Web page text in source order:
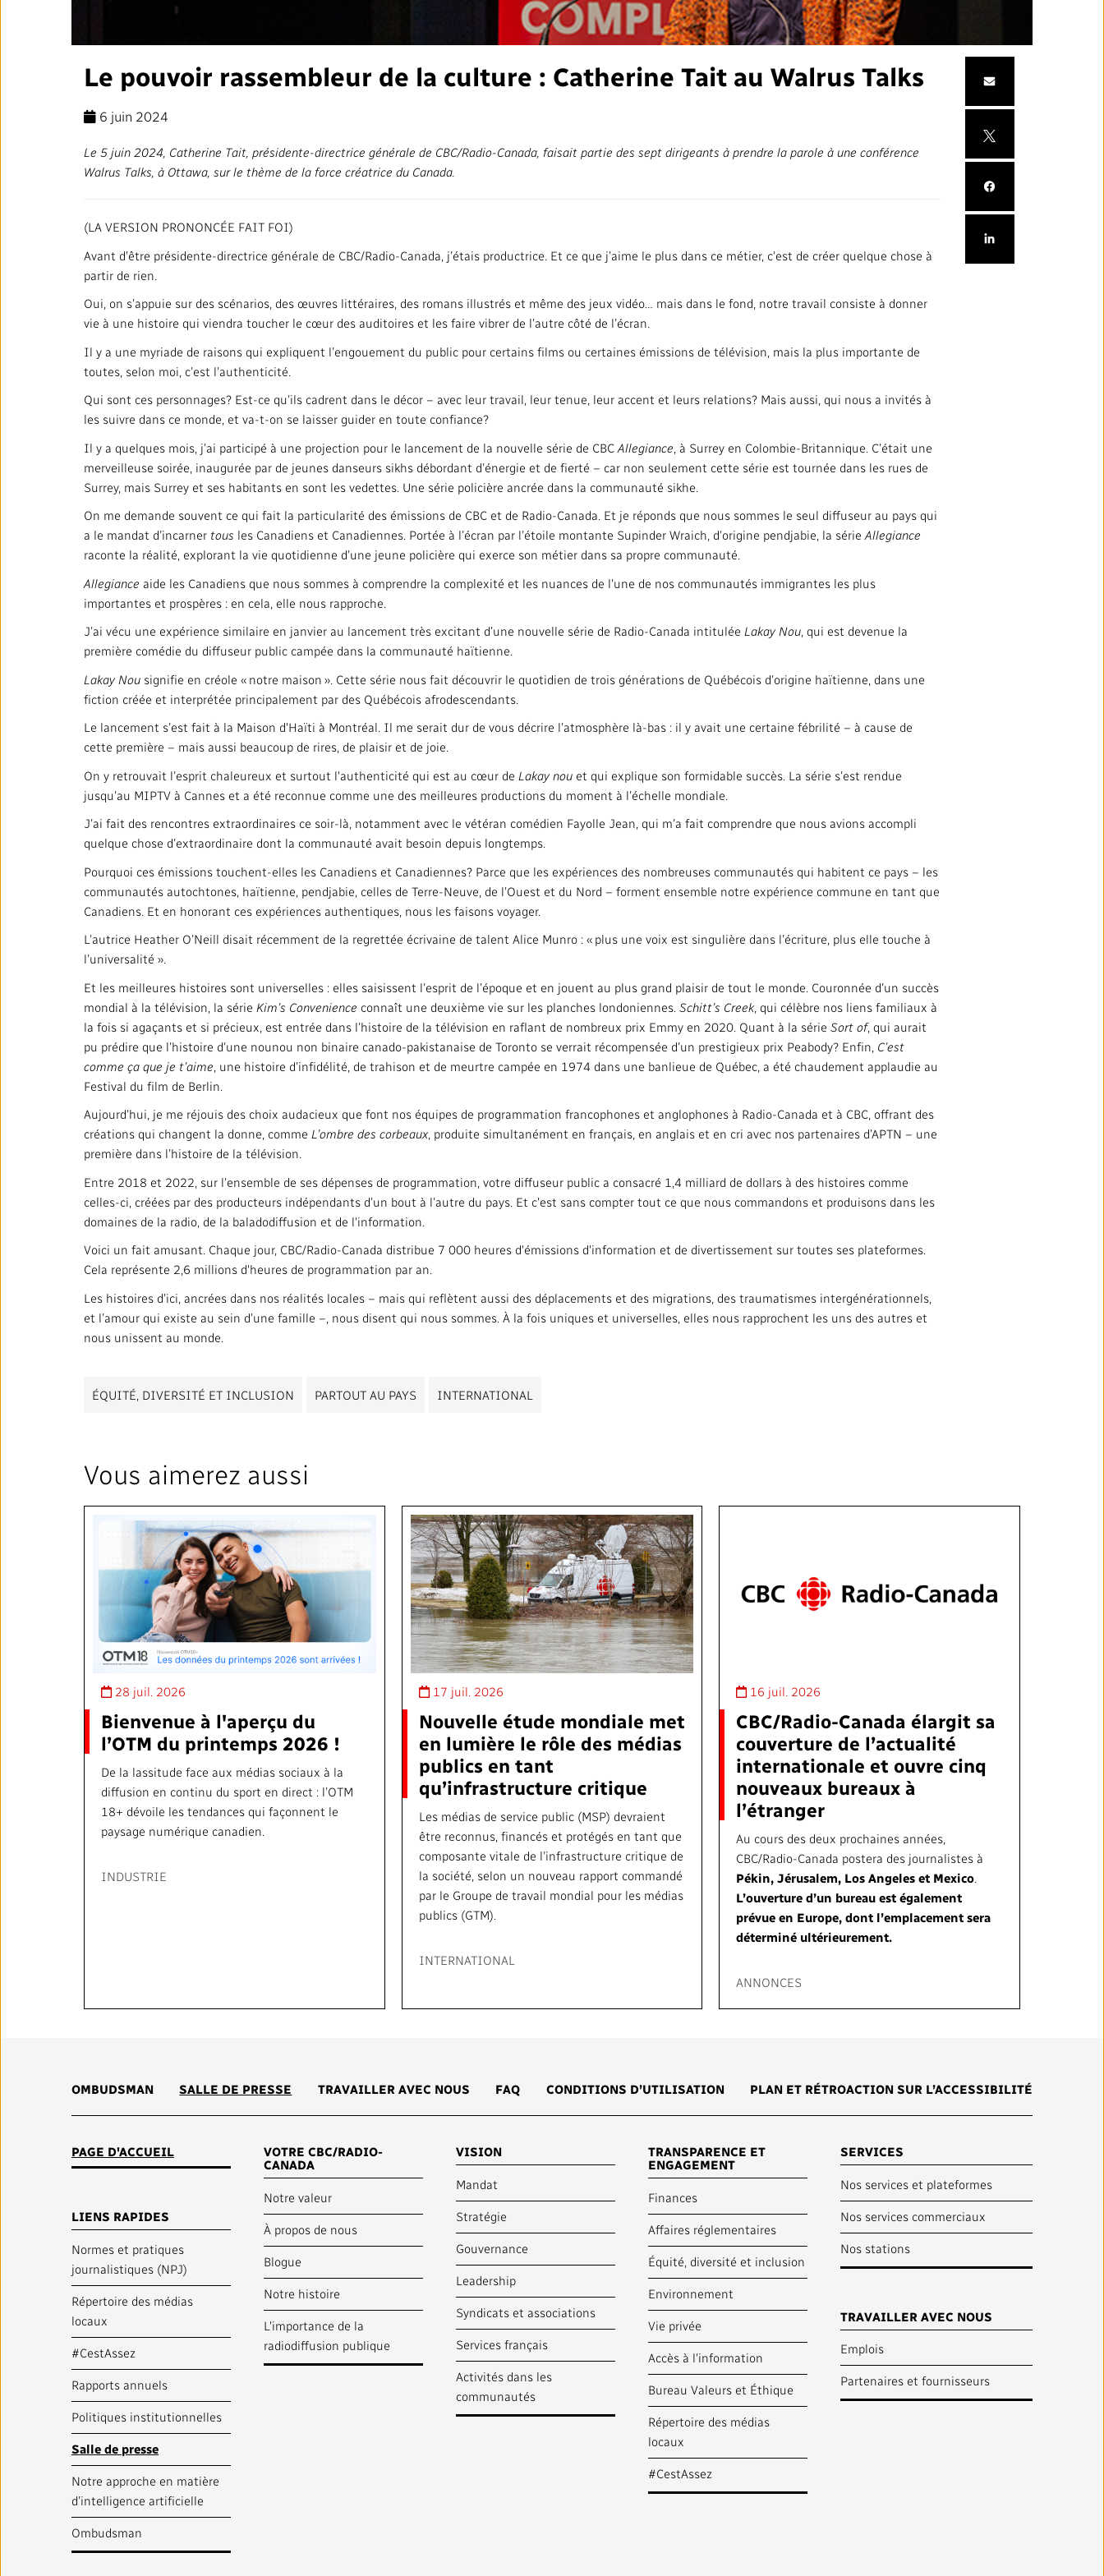
Rapports annuels
Politiques institutionnelles
Salle de presse
Notre approche en matière
Ombudsman
Activités dans les communautés
Accès à l'information
Répertoire des médias locaux
Partenaires et fournisseurs
RADIO-CANADA
Le pouvoir rassembleur de la culture : Catherine Tait au Walrus Talks
6 juin 2024
Le 5 juin 2024, Catherine Tait, présidente-directrice générale de CBC/Radio-Canada, faisait partie des sept dirigeants à prendre la parole à une conférence
Walrus Talks, à Ottawa, sur le thème de la force créatrice du Canada.
(LA VERSION PRONONCÉE FAIT FOI)
Avant d’être présidente-directrice générale de CBC/Radio-Canada, j’étais productrice. Et ce que j’aime le plus dans ce métier, c’est de créer quelque chose à
partir de rien.
Oui, on s’appuie sur des scénarios, des œuvres littéraires, des romans illustrés et même des jeux vidéo… mais dans le fond, notre travail consiste à donner
vie à une histoire qui viendra toucher le cœur des auditoires et les faire vibrer de l’autre côté de l’écran.
Il y a une myriade de raisons qui expliquent l’engouement du public pour certains films ou certaines émissions de télévision, mais la plus importante de
toutes, selon moi, c’est l’authenticité.
Qui sont ces personnages? Est-ce qu’ils cadrent dans le décor – avec leur travail, leur tenue, leur accent et leurs relations? Mais aussi, qui nous a invités à
les suivre dans ce monde, et va-t-on se laisser guider en toute confiance?
Il y a quelques mois, j’ai participé à une projection pour le lancement de la nouvelle série de CBC Allegiance , à Surrey en Colombie-Britannique. C’était une
merveilleuse soirée, inaugurée par de jeunes danseurs sikhs débordant d’énergie et de fierté – car non seulement cette série est tournée dans les rues de
Surrey, mais Surrey et ses habitants en sont les vedettes. Une série policière ancrée dans la communauté sikhe.
On me demande souvent ce qui fait la particularité des émissions de CBC et de Radio-Canada. Et je réponds que nous sommes le seul diffuseur au pays qui
a le mandat d’incarner tous les Canadiens et Canadiennes. Portée à l’écran par l’étoile montante Supinder Wraich, d’origine pendjabie, la série Allegiance
raconte la réalité, explorant la vie quotidienne d’une jeune policière qui exerce son métier dans sa propre communauté.
Allegiance aide les Canadiens que nous sommes à comprendre la complexité et les nuances de l’une de nos communautés immigrantes les plus
importantes et prospères : en cela, elle nous rapproche.
J’ai vécu une expérience similaire en janvier au lancement très excitant d’une nouvelle série de Radio-Canada intitulée Lakay Nou , qui est devenue la
première comédie du diffuseur public campée dans la communauté haïtienne.
Lakay Nou signifie en créole « notre maison ». Cette série nous fait découvrir le quotidien de trois générations de Québécois d’origine haïtienne, dans une
fiction créée et interprétée principalement par des Québécois afrodescendants.
Le lancement s’est fait à la Maison d'Haïti à Montréal. Il me serait dur de vous décrire l’atmosphère là-bas : il y avait une certaine fébrilité – à cause de
cette première – mais aussi beaucoup de rires, de plaisir et de joie.
On y retrouvait l’esprit chaleureux et surtout l'authenticité qui est au cœur de Lakay nou et qui explique son formidable succès. La série s’est rendue
jusqu’au MIPTV à Cannes et a été reconnue comme une des meilleures productions du moment à l’échelle mondiale.
J’ai fait des rencontres extraordinaires ce soir-là, notamment avec le vétéran comédien Fayolle Jean, qui m’a fait comprendre que nous avions accompli
quelque chose d’extraordinaire dont la communauté avait besoin depuis longtemps.
Pourquoi ces émissions touchent-elles les Canadiens et Canadiennes? Parce que les expériences des nombreuses communautés qui habitent ce pays – les
communautés autochtones, haïtienne, pendjabie, celles de Terre-Neuve, de l’Ouest et du Nord – forment ensemble notre expérience commune en tant que
Canadiens. Et en honorant ces expériences authentiques, nous les faisons voyager.
L’autrice Heather O’Neill disait récemment de la regrettée écrivaine de talent Alice Munro : « plus une voix est singulière dans l’écriture, plus elle touche à
l’universalité ».
Et les meilleures histoires sont universelles : elles saisissent l’esprit de l’époque et en jouent au plus grand plaisir de tout le monde. Couronnée d’un succès
mondial à la télévision, la série Kim’s Convenience connaît une deuxième vie sur les planches londoniennes. Schitt’s Creek, qui célèbre nos liens familiaux à
la fois si agaçants et si précieux, est entrée dans l’histoire de la télévision en raflant de nombreux prix Emmy en 2020. Quant à la série Sort of, qui aurait
pu prédire que l’histoire d’une nounou non binaire canado-pakistanaise de Toronto se verrait récompensée d’un prestigieux prix Peabody? Enfin, C’est
comme ça que je t’aime , une histoire d’infidélité, de trahison et de meurtre campée en 1974 dans une banlieue de Québec, a été chaudement applaudie au
Festival du film de Berlin.
Aujourd’hui, je me réjouis des choix audacieux que font nos équipes de programmation francophones et anglophones à Radio-Canada et à CBC, offrant des
créations qui changent la donne, comme L’ombre des corbeaux, produite simultanément en français, en anglais et en cri avec nos partenaires d’APTN – une
première dans l’histoire de la télévision.
Entre 2018 et 2022, sur l’ensemble de ses dépenses de programmation, votre diffuseur public a consacré 1,4 milliard de dollars à des histoires comme
celles-ci, créées par des producteurs indépendants d’un bout à l’autre du pays. Et c'est sans compter tout ce que nous commandons et produisons dans les
domaines de la radio, de la baladodiffusion et de l'information.
Voici un fait amusant. Chaque jour, CBC/Radio-Canada distribue 7 000 heures d'émissions d'information et de divertissement sur toutes ses plateformes.
Cela représente 2,6 millions d'heures de programmation par an.
Les histoires d’ici, ancrées dans nos réalités locales – mais qui reflètent aussi des déplacements et des migrations, des traumatismes intergénérationnels,
et l’amour qui existe au sein d’une famille –, nous disent qui nous sommes. À la fois uniques et universelles, elles nous rapprochent les uns des autres et
nous unissent au monde.
ÉQUITÉ, DIVERSITÉ ET INCLUSION PARTOUT AU PAYS INTERNATIONAL
Vous aimerez aussi
28 juil. 2026
Bienvenue à l'aperçu du
l’OTM du printemps 2026 !
De la lassitude face aux médias sociaux à la
diffusion en continu du sport en direct : l’OTM
18+ dévoile les tendances qui façonnent le
paysage numérique canadien.
INDUSTRIE
17 juil. 2026
Nouvelle étude mondiale met
en lumière le rôle des médias
publics en tant
qu’infrastructure critique
Les médias de service public (MSP) devraient
être reconnus, financés et protégés en tant que
composante vitale de l’infrastructure critique de
la société, selon un nouveau rapport commandé
par le Groupe de travail mondial pour les médias
publics (GTM).
INTERNATIONAL
16 juil. 2026
CBC/Radio-Canada élargit sa
couverture de l’actualité
internationale et ouvre cinq
nouveaux bureaux à
l’étranger
Au cours des deux prochaines années,
CBC/Radio-Canada postera des journalistes à
Pékin, Jérusalem, Los Angeles et Mexico.
L’ouverture d’un bureau est également
prévue en Europe, dont l’emplacement sera
déterminé ultérieurement.
ANNONCES
OMBUDSMAN SALLE DE PRESSE TRAVAILLER AVEC NOUS FAQ CONDITIONS D’UTILISATION PLAN ET RÉTROACTION SUR L’ACCESSIBILITÉ
PAGE D'ACCUEIL
LIENS RAPIDES
Normes et pratiques
journalistiques (NPJ)
Répertoire des médias
locaux
#CestAssez
Rapports annuels
Politiques institutionnelles
Salle de presse
Notre approche en matière
d’intelligence artificielle
Ombudsman
VOTRE CBC/RADIO-
CANADA
Notre valeur
À propos de nous
Blogue
Notre histoire
L'importance de la
radiodiffusion publique
VISION
Mandat
Stratégie
Gouvernance
Leadership
Syndicats et associations
Services français
Activités dans les
communautés
TRANSPARENCE ET
ENGAGEMENT
Finances
Affaires réglementaires
Équité, diversité et inclusion
Environnement
Vie privée
Accès à l'information
Bureau Valeurs et Éthique
Répertoire des médias
locaux
#CestAssez
SERVICES
Nos services et plateformes
Nos services commerciaux
Nos stations
TRAVAILLER AVEC NOUS
Emplois
Partenaires et fournisseurs